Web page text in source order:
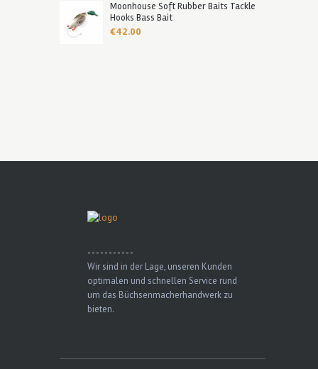
Moonhouse Soft Rubber Baits Tackle
Hooks Bass Bait
€42.00
- - - - - - - - - - -
Wir sind in der Lage, unseren Kunden
optimalen und schnellen Service rund
um das Büchsenmacherhandwerk zu
bieten.